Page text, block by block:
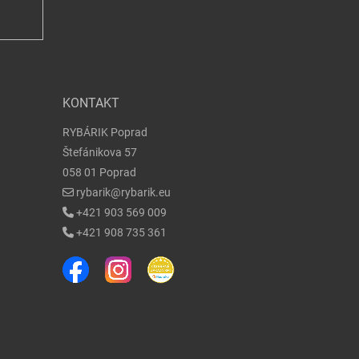
KONTAKT
RYBÁRIK Poprad
Štefánikova 57
058 01 Poprad
rybarik@rybarik.eu
+421 903 569 009
+421 908 735 361